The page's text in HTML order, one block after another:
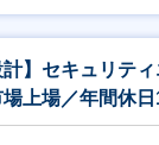
計】セキュリテ
上場／年間休